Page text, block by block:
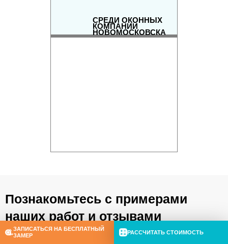
СРЕДИ ОКОННЫХ
КОМПАНИЙ
НОВОМОСКОВСКА
Познакомьтесь с примерами
наших работ и отзывами
довольных клиентов
ЗАПИСАТЬСЯ НА БЕСПЛАТНЫЙ
ЗАМЕР
РАССЧИТАТЬ СТОИМОСТЬ